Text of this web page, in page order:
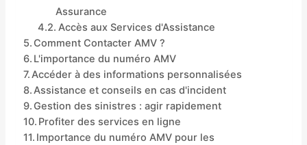
Assurance
Accès aux Services d'Assistance
Comment Contacter AMV ?
L'importance du numéro AMV
Accéder à des informations personnalisées
Assistance et conseils en cas d'incident
Gestion des sinistres : agir rapidement
Profiter des services en ligne
Importance du numéro AMV pour les